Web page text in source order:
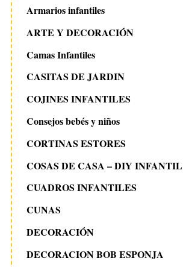
Armarios infantiles
ARTE Y DECORACIÓN
Camas Infantiles
CASITAS DE JARDIN
COJINES INFANTILES
Consejos bebés y niños
CORTINAS ESTORES
COSAS DE CASA – DIY INFANTIL
CUADROS INFANTILES
CUNAS
DECORACIÓN
DECORACION BOB ESPONJA